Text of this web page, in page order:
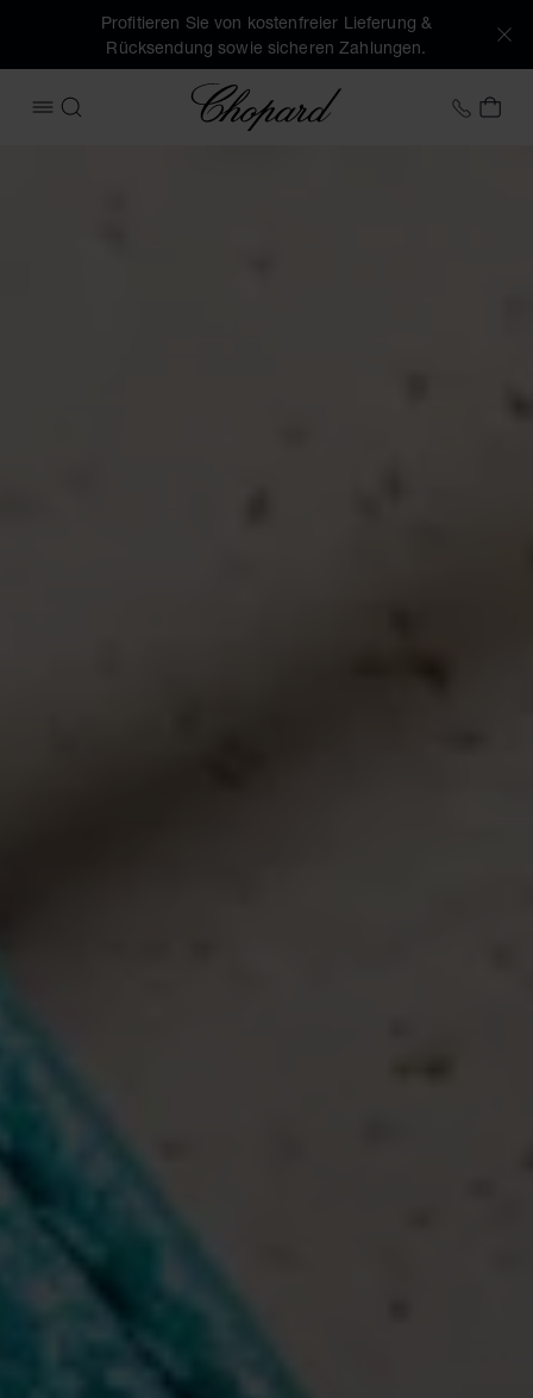
Profitieren Sie von kostenfreier Lieferung &
Rücksendung sowie sicheren Zahlungen.
MENÜ ÖFFNEN
SUCHEN Chopard +43